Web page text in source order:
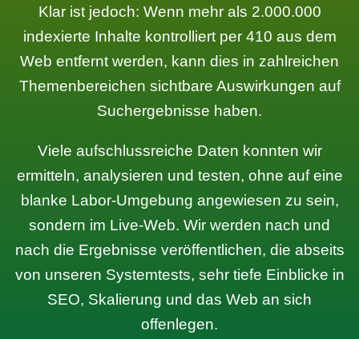
Klar ist jedoch: Wenn mehr als 2.000.000
indexierte Inhalte kontrolliert per 410 aus dem
Web entfernt werden, kann dies in zahlreichen
Themenbereichen sichtbare Auswirkungen auf
Suchergebnisse haben.
Viele aufschlussreiche Daten konnten wir
ermitteln, analysieren und testen, ohne auf eine
blanke Labor-Umgebung angewiesen zu sein,
sondern im Live-Web. Wir werden nach und
nach die Ergebnisse veröffentlichen, die abseits
von unseren Systemtests, sehr tiefe Einblicke in
SEO, Skalierung und das Web an sich
offenlegen.